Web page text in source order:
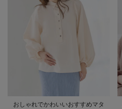
おしゃれでかわいいおすすめマタ